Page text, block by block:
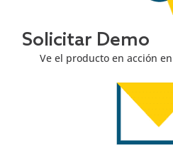
Solicitar Demo
Ve el producto en acción